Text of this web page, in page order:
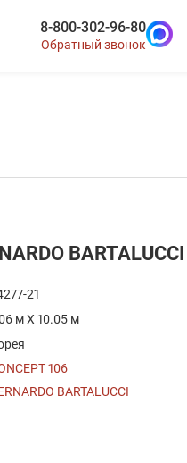
8-800-302-96-80
Обратный звонок
21
м X 10.05 м
106
BARTALUCCI